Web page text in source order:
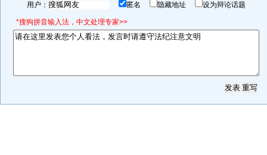
用户： 匿名 隐藏地址 设为辩论话题
*搜狗拼音输入法，中文处理专家>>